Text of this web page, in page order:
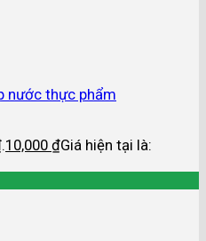
nước thực phẩm
10,000 ₫Giá hiện tại là: